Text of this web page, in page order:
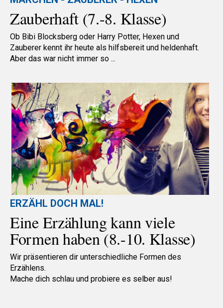
Zauberhaft (7.-8. Klasse)
Ob Bibi Blocksberg oder Harry Potter, Hexen und
Zauberer kennt ihr heute als hilfsbereit und heldenhaft.
Aber das war nicht immer so ...
ERZÄHL DOCH MAL!
Eine Erzählung kann viele
Formen haben (8.-10. Klasse)
Wir präsentieren dir unterschiedliche Formen des
Erzählens.
Mache dich schlau und probiere es selber aus!